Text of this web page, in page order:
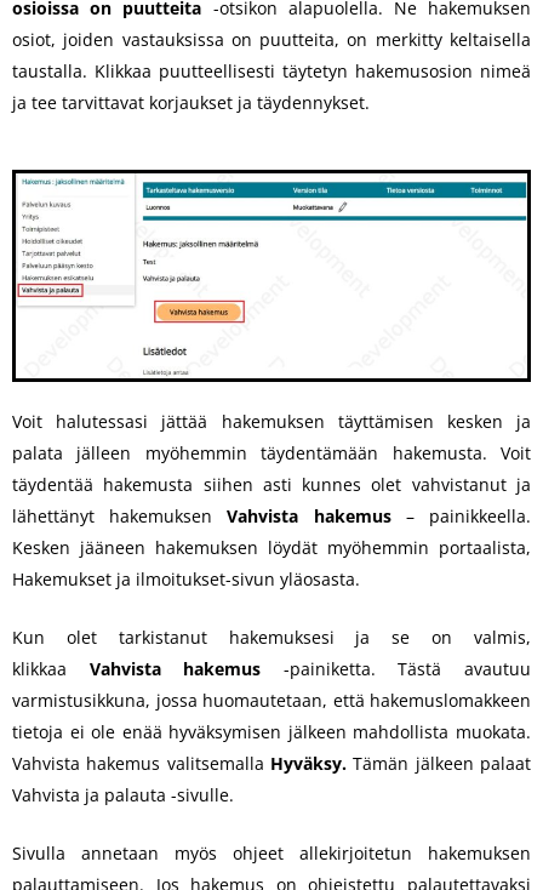
osioissa on puutteita -otsikon alapuolella. Ne hakemuksen
osiot, joiden vastauksissa on puutteita, on merkitty keltaisella
taustalla. Klikkaa puutteellisesti täytetyn hakemusosion nimeä
ja tee tarvittavat korjaukset ja täydennykset.
Voit halutessasi jättää hakemuksen täyttämisen kesken ja
palata jälleen myöhemmin täydentämään hakemusta. Voit
täydentää hakemusta siihen asti kunnes olet vahvistanut ja
lähettänyt hakemuksenVahvista hakemus– painikkeella.
Kesken jääneen hakemuksen löydät myöhemmin portaalista,
Hakemukset ja ilmoitukset-sivun yläosasta.
Kun olet tarkistanut hakemuksesi ja se on valmis,
klikkaa Vahvista hakemus -painiketta. Tästä avautuu
varmistusikkuna, jossa huomautetaan, että hakemuslomakkeen
tietoja ei ole enää hyväksymisen jälkeen mahdollista muokata.
Vahvista hakemus valitsemalla Hyväksy. Tämän jälkeen palaat
Vahvista ja palauta -sivulle.
Sivulla annetaan myös ohjeet allekirjoitetun hakemuksen
palauttamiseen. Jos hakemus on ohjeistettu palautettavaksi